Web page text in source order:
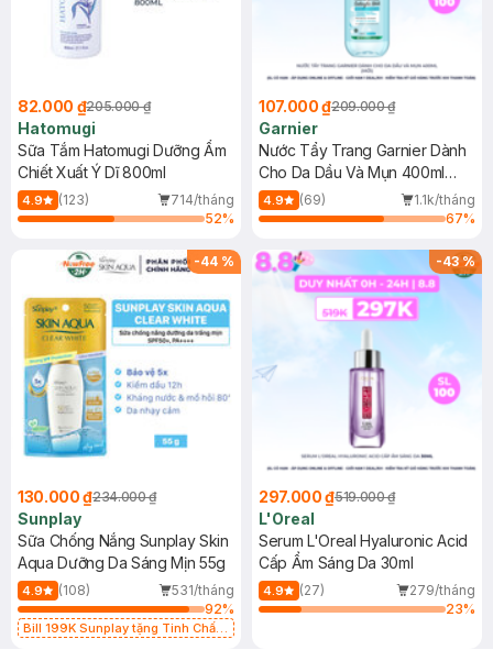
82.000 ₫205.000 ₫
Hatomugi
Sữa Tắm Hatomugi Dưỡng Ẩm
Chiết Xuất Ý Dĩ 800ml
4.9 (123)
714/tháng
52%
107.000 ₫209.000 ₫
Garnier
Nước Tẩy Trang Garnier Dành
Cho Da Dầu Và Mụn 400ml
(Mới)
4.9 (69)
1.1k/tháng
67%
-44 %
130.000 ₫234.000 ₫
Sunplay
Sữa Chống Nắng Sunplay Skin
Aqua Dưỡng Da Sáng Mịn 55g
4.9 (108)
531/tháng
92%
Bill 199K Sunplay tặng Tinh Chất
-43%
297.000 ₫519.000 ₫
L'Oreal
Serum L'Oreal Hyaluronic Acid
Cấp Ẩm Sáng Da 30ml
4.9 (27)
279/tháng
23%